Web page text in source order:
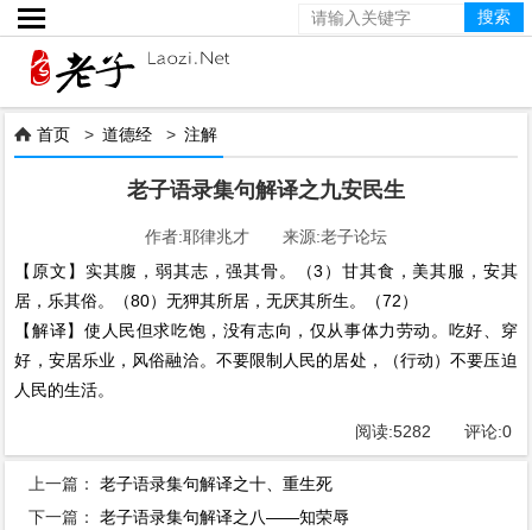

 首页 >道德经 >注解
老子语录集句解译之九安民生
作者:耶律兆才 来源:老子论坛
【原文】实其腹，弱其志，强其骨。（3）甘其食，美其服，安其
居，乐其俗。（80）无狎其所居，无厌其所生。（72）
【解译】使人民但求吃饱，没有志向，仅从事体力劳动。吃好、穿
好，安居乐业，风俗融洽。不要限制人民的居处，（行动）不要压迫
人民的生活。
阅读:5282 评论:0
上一篇：老子语录集句解译之十、重生死
下一篇：老子语录集句解译之八——知荣辱